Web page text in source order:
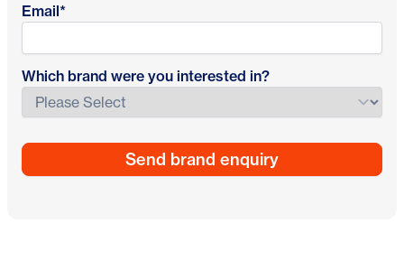
Email*
Which brand were you interested in?